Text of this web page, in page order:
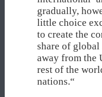
gradually,
little choice
to create the
share of
away from the
rest of the
nations.“